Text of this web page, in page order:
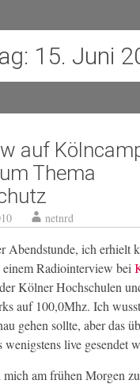
15. Juni
auf
Thema
netnrd
Abendstunde, ich erhielt
Radiointerview bei
Kölner Hochschulen
auf 100,0Mhz. Ich
gehen sollte, aber das
wenigstens live gesendet
am frühen Morgen